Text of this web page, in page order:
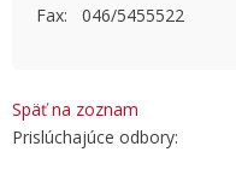
Fax: 046/5455522
Späť na zoznam
Prislúchajúce odbory: